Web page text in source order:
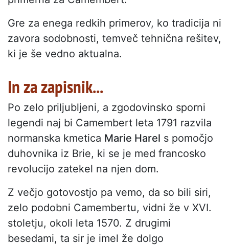
Gre za enega redkih primerov, ko tradicija ni
zavora sodobnosti, temveč tehnična rešitev,
ki je še vedno aktualna.
In za zapisnik...
Po zelo priljubljeni, a zgodovinsko sporni
legendi naj bi Camembert leta 1791 razvila
normanska kmetica Marie Harel s pomočjo
duhovnika iz Brie, ki se je med francosko
revolucijo zatekel na njen dom.
Z večjo gotovostjo pa vemo, da so bili siri,
zelo podobni Camembertu, vidni že v XVI.
stoletju, okoli leta 1570. Z drugimi
besedami, ta sir je imel že dolgo